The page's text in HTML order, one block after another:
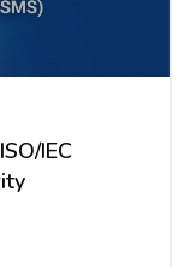
IEC